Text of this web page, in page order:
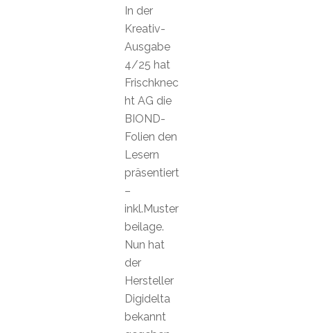
In der
Kreativ-
Ausgabe
4/25 hat
Frischknec
ht AG die
BIOND-
Folien den
Lesern
präsentiert
–
inkl.Muster
beilage.
Nun hat
der
Hersteller
Digidelta
bekannt